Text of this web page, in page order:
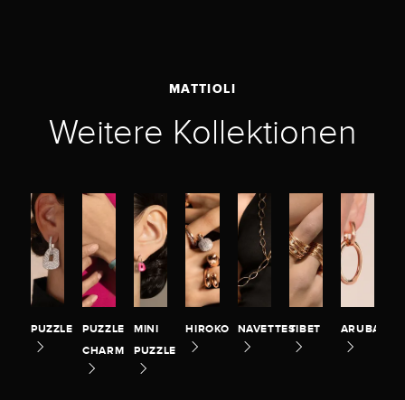
MATTIOLI
Weitere Kollektionen
PUZZLE
PUZZLE
CHARM
MINI
PUZZLE
HIROKO NAVETTESTIBET ARUBA